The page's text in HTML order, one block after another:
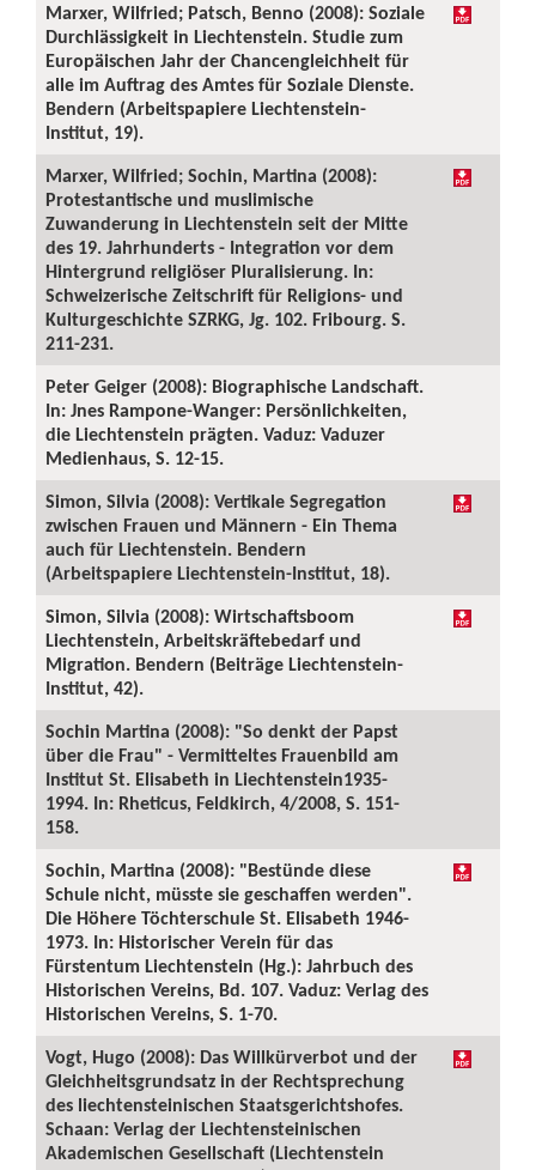
Marxer, Wilfried; Patsch, Benno (2008): Soziale
Durchlässigkeit in Liechtenstein. Studie zum
Europäischen Jahr der Chancengleichheit für
alle im Auftrag des Amtes für Soziale Dienste.
Bendern (Arbeitspapiere Liechtenstein-
Institut, 19).
Marxer, Wilfried; Sochin, Martina (2008):
Protestantische und muslimische
Zuwanderung in Liechtenstein seit der Mitte
des 19. Jahrhunderts - Integration vor dem
Hintergrund religiöser Pluralisierung. In:
Schweizerische Zeitschrift für Religions- und
Kulturgeschichte SZRKG, Jg. 102. Fribourg. S.
211-231.
Peter Geiger (2008): Biographische Landschaft.
In: Jnes Rampone-Wanger: Persönlichkeiten,
die Liechtenstein prägten. Vaduz: Vaduzer
Medienhaus, S. 12-15.
Simon, Silvia (2008): Vertikale Segregation
zwischen Frauen und Männern - Ein Thema
auch für Liechtenstein. Bendern
(Arbeitspapiere Liechtenstein-Institut, 18).
Simon, Silvia (2008): Wirtschaftsboom
Liechtenstein, Arbeitskräftebedarf und
Migration. Bendern (Beiträge Liechtenstein-
Institut, 42).
Sochin Martina (2008): "So denkt der Papst
über die Frau" - Vermitteltes Frauenbild am
Institut St. Elisabeth in Liechtenstein1935-
1994. In: Rheticus, Feldkirch, 4/2008, S. 151-
158.
Sochin, Martina (2008): "Bestünde diese
Schule nicht, müsste sie geschaffen werden".
Die Höhere Töchterschule St. Elisabeth 1946-
1973. In: Historischer Verein für das
Fürstentum Liechtenstein (Hg.): Jahrbuch des
Historischen Vereins, Bd. 107. Vaduz: Verlag des
Historischen Vereins, S. 1-70.
Vogt, Hugo (2008): Das Willkürverbot und der
Gleichheitsgrundsatz in der Rechtsprechung
des liechtensteinischen Staatsgerichtshofes.
Schaan: Verlag der Liechtensteinischen
Akademischen Gesellschaft (Liechtenstein